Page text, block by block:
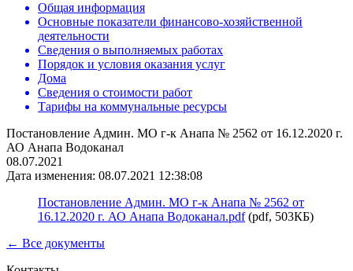
Общая информация
Основные показатели финансово-хозяйственной
деятельности
Сведения о выполняемых работах
Порядок и условия оказания услуг
Дома
Сведения о стоимости работ
Тарифы на коммунальные ресурсы
Постановление Админ. МО г-к Анапа № 2562 от 16.12.2020 г.
АО Анапа Водоканал
08.07.2021
Дата изменения: 08.07.2021 12:38:08
Постановление Админ. МО г-к Анапа № 2562 от
16.12.2020 г. АО Анапа Водоканал.pdf(pdf, 503КБ)
← Все документы